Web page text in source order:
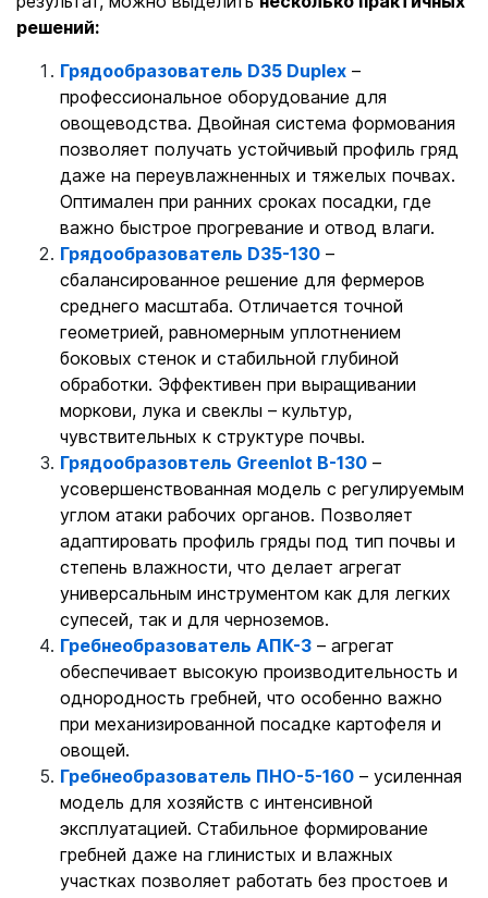
решений:
Грядообразователь D35 Duplex –
профессиональное оборудование для
овощеводства. Двойная система формования
позволяет получать устойчивый профиль гряд
даже на переувлажненных и тяжелых почвах.
Оптимален при ранних сроках посадки, где
важно быстрое прогревание и отвод влаги.
Грядообразователь D35-130 –
сбалансированное решение для фермеров
среднего масштаба. Отличается точной
геометрией, равномерным уплотнением
боковых стенок и стабильной глубиной
обработки. Эффективен при выращивании
моркови, лука и свеклы – культур,
чувствительных к структуре почвы.
Грядообразовтель Greenlot B-130 –
усовершенствованная модель с регулируемым
углом атаки рабочих органов. Позволяет
адаптировать профиль гряды под тип почвы и
степень влажности, что делает агрегат
универсальным инструментом как для легких
супесей, так и для черноземов.
Гребнеобразователь АПК-3 – агрегат
обеспечивает высокую производительность и
однородность гребней, что особенно важно
при механизированной посадке картофеля и
овощей.
Гребнеобразователь ПНО-5-160 – усиленная
модель для хозяйств с интенсивной
эксплуатацией. Стабильное формирование
гребней даже на глинистых и влажных
участках позволяет работать без простоев и